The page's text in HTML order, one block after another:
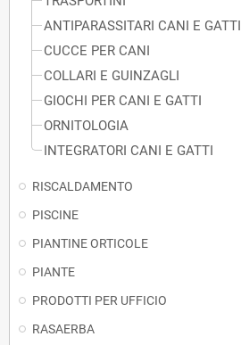
ANTIPARASSITARI CANI E GATTI
CUCCE PER CANI
COLLARI E GUINZAGLI
GIOCHI PER CANI E GATTI
ORNITOLOGIA
INTEGRATORI CANI E GATTI
RISCALDAMENTO
PISCINE
PIANTINE ORTICOLE
PIANTE
PRODOTTI PER UFFICIO
RASAERBA